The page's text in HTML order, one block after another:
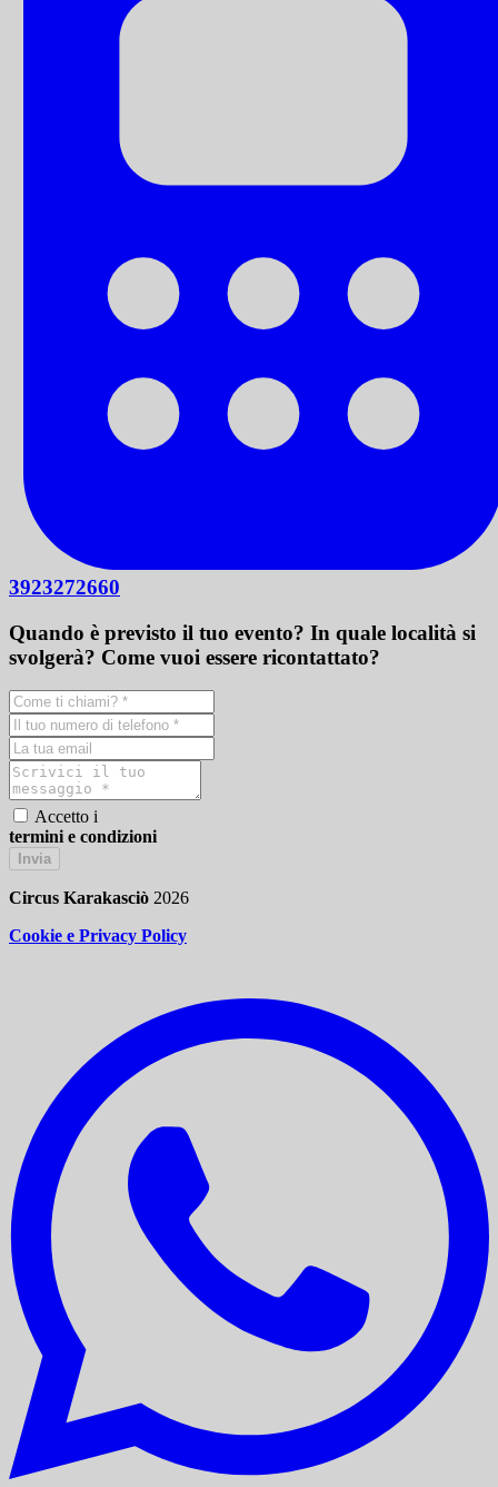
3923272660
Quando è previsto il tuo evento? In quale località si
svolgerà? Come vuoi essere ricontattato?
Accetto i
termini e condizioni
Invia
Circus Karakasciò 2026
Cookie e Privacy Policy